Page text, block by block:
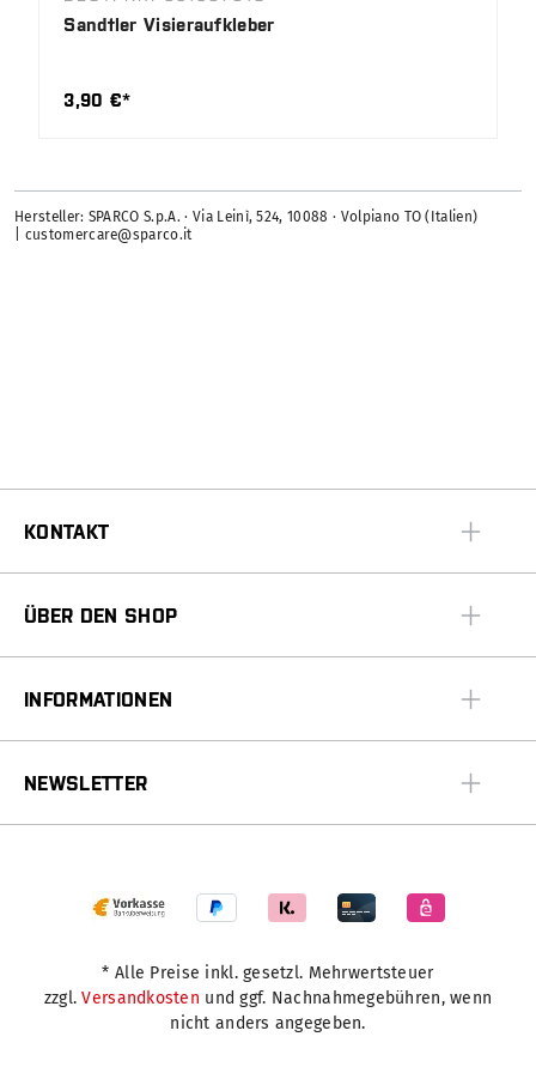
Sandtler Visieraufkleber
3,90 €*
Hersteller: SPARCO S.p.A. · Via Leinì, 524, 10088 · Volpiano TO (Italien)
| customercare@sparco.it
KONTAKT
ÜBER DEN SHOP
INFORMATIONEN
NEWSLETTER
* Alle Preise inkl. gesetzl. Mehrwertsteuer
zzgl.Versandkosten und ggf. Nachnahmegebühren, wenn
nicht anders angegeben.